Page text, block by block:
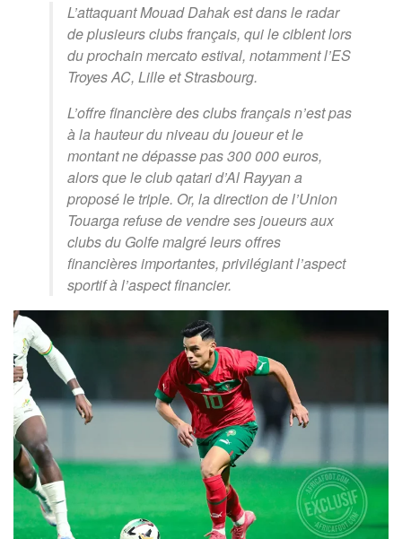
L’attaquant Mouad Dahak est dans le radar
de plusieurs clubs français, qui le ciblent lors
du prochain mercato estival, notamment l’ES
Troyes AC, Lille et Strasbourg.
L’offre financière des clubs français n’est pas
à la hauteur du niveau du joueur et le
montant ne dépasse pas 300 000 euros,
alors que le club qatari d’Al Rayyan a
proposé le triple. Or, la direction de l’Union
Touarga refuse de vendre ses joueurs aux
clubs du Golfe malgré leurs offres
financières importantes, privilégiant l’aspect
sportif à l’aspect financier.